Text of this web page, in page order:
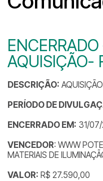
AQUISIÇÃO-
DESCRIÇÃO:
PERÍODO DE
ENCERRADO EM: 31/
VENCEDOR: WWW
MATERIAIS DE
VALOR: R$ 27.590,00